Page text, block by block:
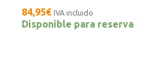
84,95€ IVA incluido
Disponible para reserva